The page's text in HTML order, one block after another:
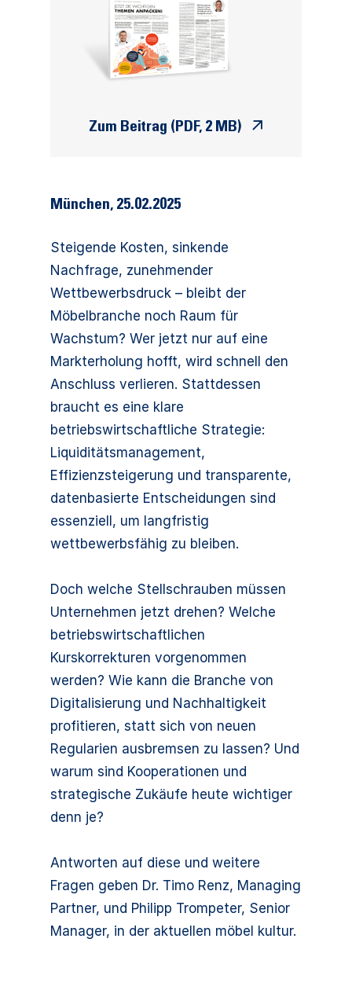
Zum Beitrag (PDF, 2 MB)
München, 25.02.2025
Steigende Kosten, sinkende
Nachfrage, zunehmender
Wettbewerbsdruck – bleibt der
Möbelbranche noch Raum für
Wachstum? Wer jetzt nur auf eine
Markterholung hofft, wird schnell den
Anschluss verlieren. Stattdessen
braucht es eine klare
betriebswirtschaftliche Strategie:
Liquiditätsmanagement,
Effizienzsteigerung und transparente,
datenbasierte Entscheidungen sind
essenziell, um langfristig
wettbewerbsfähig zu bleiben.
Doch welche Stellschrauben müssen
Unternehmen jetzt drehen? Welche
betriebswirtschaftlichen
Kurskorrekturen vorgenommen
werden? Wie kann die Branche von
Digitalisierung und Nachhaltigkeit
profitieren, statt sich von neuen
Regularien ausbremsen zu lassen? Und
warum sind Kooperationen und
strategische Zukäufe heute wichtiger
denn je?
Antworten auf diese und weitere
Fragen geben Dr. Timo Renz, Managing
Partner, und Philipp Trompeter, Senior
Manager, in der aktuellen möbel kultur.